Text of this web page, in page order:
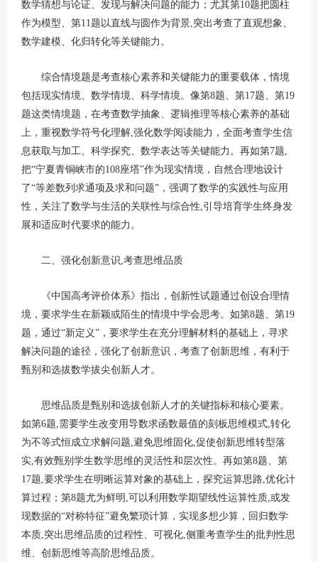
数学猜想与论证、发现与解决问题的能力；尤其第10题把圆柱
作为模型、第11题以直线与圆作为背景,突出考查了直观想象、
数学建模、化归转化等关键能力。
综合情境题是考查核心素养和关键能力的重要载体，情境
包括现实情境、数学情境、科学情境。像第8题、第17题、第19
题这类情境题，在考查数学抽象、逻辑推理等核心素养的基础
上，重视数学符号化理解,强化数学阅读能力，全面考查学生信
息获取与加工、科学探究、数学表达等关键能力。再如第7题,
把“宁夏青铜峡市的108座塔”作为现实情境，自然合理地设计
了“等差数列求通项及求和问题”，强调了数学的实践性与应用
性，关注了数学与生活的关联性与综合性,引导培育学生终身发
展和适应时代要求的能力。
二、强化创新意识,考查思维品质
《中国高考评价体系》指出，创新性试题通过创设合理情
境，要求学生在新颖或陌生的情境中学会思考。如第8题、第19
题，通过“新定义”，要求学生在充分理解材料的基础上，寻求
解决问题的途径，强化了创新意识，考查了创新思维，有利于
甄别和选拔数学拔尖创新人才。
思维品质是甄别和选拔创新人才的关键指标和核心要素。
如第6题,需要学生改变用导数求函数最值的刻板思维模式,转化
为不等式恒成立求解问题,避免思维固化,促使创新思维转型落
实,有效甄别学生数学思维的灵活性和层次性。再如第8题、第
17题,要求学生在明晰运算对象的基础上，探究运算思路,优化计
算过程；第8题尤为鲜明,可以利用数学期望线性运算性质,或发
现数据的“对称特征”避免繁琐计算，实现多想少算，回归数学
本质,突出思维品质的过程性、可视化,侧重考查学生的批判性思
维、创新思维等高阶思维品质。